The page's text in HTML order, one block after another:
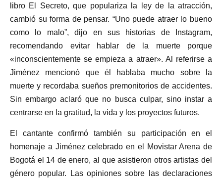
libro El Secreto, que populariza la ley de la atracción,
cambió su forma de pensar. “Uno puede atraer lo bueno
como lo malo”, dijo en sus historias de Instagram,
recomendando evitar hablar de la muerte porque
«inconscientemente se empieza a atraer». Al referirse a
Jiménez mencionó que él hablaba mucho sobre la
muerte y recordaba sueños premonitorios de accidentes.
Sin embargo aclaró que no busca culpar, sino instar a
centrarse en la gratitud, la vida y los proyectos futuros.
El cantante confirmó también su participación en el
homenaje a Jiménez celebrado en el Movistar Arena de
Bogotá el 14 de enero, al que asistieron otros artistas del
género popular. Las opiniones sobre las declaraciones